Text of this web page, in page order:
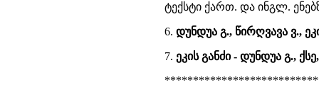
ტექსტი ქართ. და ინგლ.
6. დუნდუა გ., წირღვავა ვ.,
7. ეკის განძი - დუნდუა გ.,